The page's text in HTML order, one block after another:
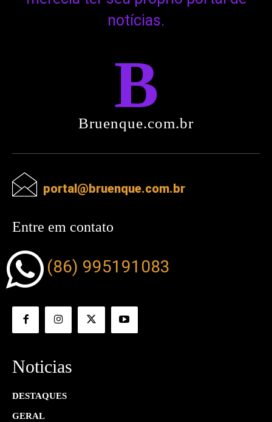
notícias.
B
Bruenque.com.br
portal@bruenque.com.br
Entre em contato
(86) 995191083
Noticias
DESTAQUES
GERAL